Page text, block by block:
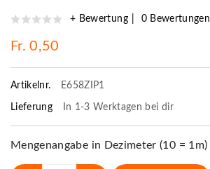
+ Bewertung 0 Bewertungen
Fr. 0,50
Artikelnr. E658ZIP1
Lieferung In 1-3 Werktagen bei dir
Mengenangabe in Dezimeter (10 = 1m)